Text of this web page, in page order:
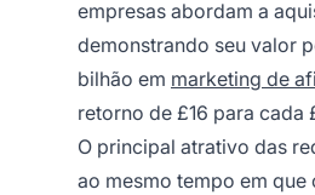
empresas abordam a
demonstrando seu valor
bilhão em marketing de
retorno de £16 para cada
O principal atrativo das
ao mesmo tempo em